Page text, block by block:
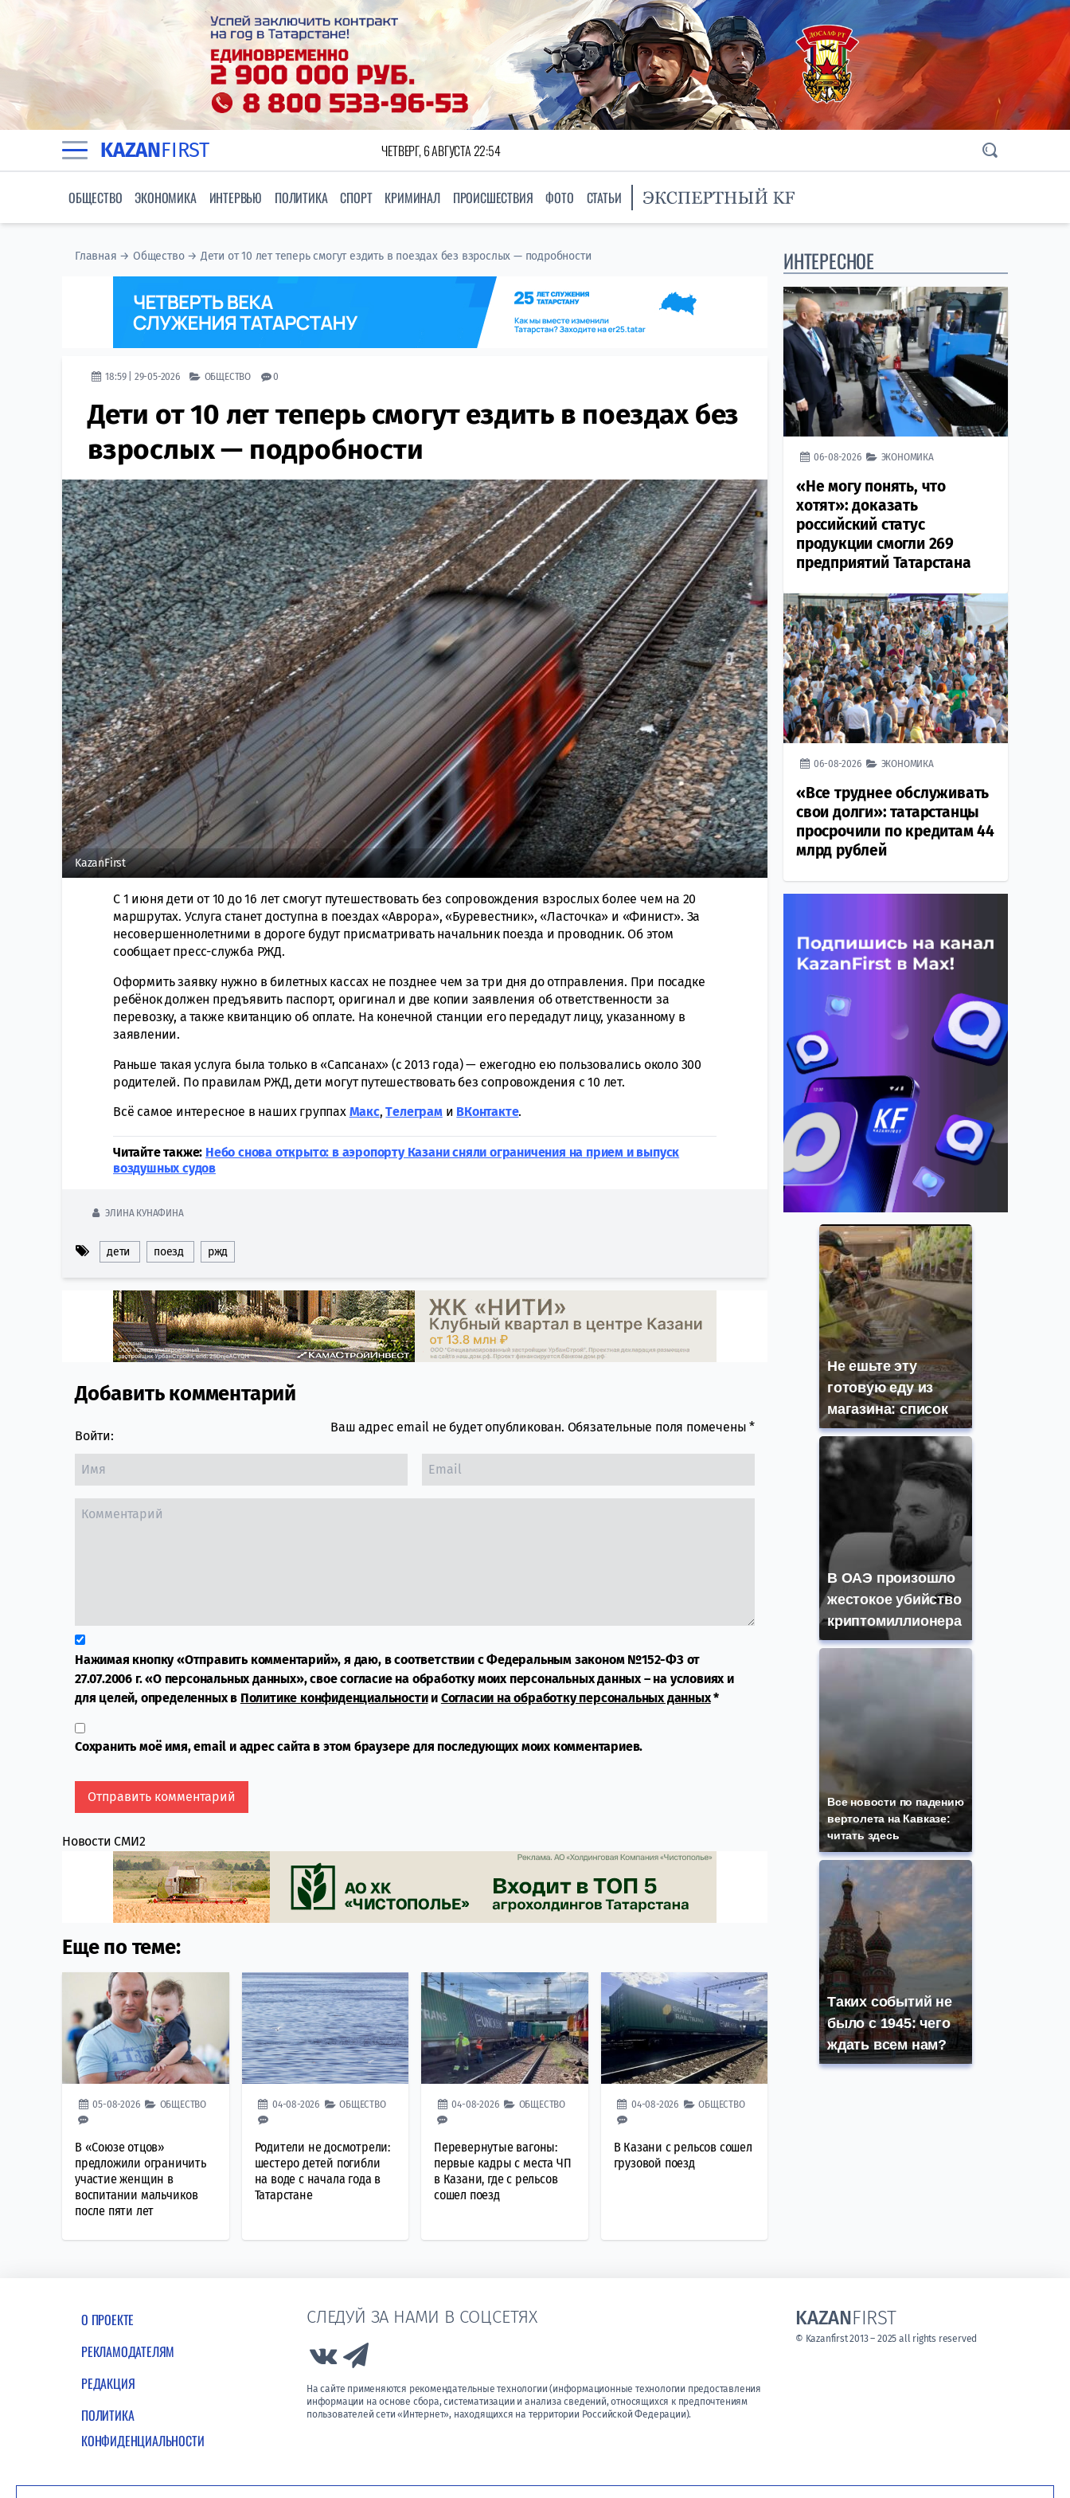
KAZANFIRST ЧЕТВЕРГ, 6 АВГУСТА 22:54
ОБЩЕСТВО ЭКОНОМИКА ИНТЕРВЬЮ ПОЛИТИКА СПОРТ КРИМИНАЛ ПРОИСШЕСТВИЯ ФОТО СТАТЬИ
Главная →Общество→ Дети от 10 лет теперь смогут ездить в поездах без взрослых — подробности
18:59 | 29-05-2026 ОБЩЕСТВО 0
Дети от 10 лет теперь смогут ездить в поездах без
взрослых — подробности
KazanFirst
С 1 июня дети от 10 до 16 лет смогут путешествовать без сопровождения взрослых более чем на 20
маршрутах. Услуга станет доступна в поездах «Аврора», «Буревестник», «Ласточка» и «Финист». За
несовершеннолетними в дороге будут присматривать начальник поезда и проводник. Об этом
сообщает пресс-служба РЖД.
Оформить заявку нужно в билетных кассах не позднее чем за три дня до отправления. При посадке
ребёнок должен предъявить паспорт, оригинал и две копии заявления об ответственности за
перевозку, а также квитанцию об оплате. На конечной станции его передадут лицу, указанному в
заявлении.
Раньше такая услуга была только в «Сапсанах» (с 2013 года) — ежегодно ею пользовались около 300
родителей. По правилам РЖД, дети могут путешествовать без сопровождения с 10 лет.
Всё самое интересное в наших группах Макс,Tелеграми ВКонтакте.
Читайте также: Небо снова открыто: в аэропорту Казани сняли ограничения на прием и выпуск
воздушных судов
ЭЛИНА КУНАФИНА
дети поезд ржд
Comment section
Добавить комментарий
Войти:
Ваш адрес email не будет опубликован. Обязательные поля помечены*
Нажимая кнопку «Отправить комментарий», я даю, в соответствии с Федеральным законом №152-ФЗ от
27.07.2006 г. «О персональных данных», свое согласие на обработку моих персональных данных – на условиях и
для целей, определенных в Политике конфиденциальностии Согласии на обработку персональных данных*
Сохранить моё имя, email и адрес сайта в этом браузере для последующих моих комментариев.
Новости СМИ2
Еще по теме:
05-08-2026 ОБЩЕСТВО
В «Союзе отцов»
предложили ограничить
участие женщин в
воспитании мальчиков
после пяти лет
04-08-2026 ОБЩЕСТВО
Родители не досмотрели:
шестеро детей погибли
на воде с начала года в
Татарстане
04-08-2026 ОБЩЕСТВО
Перевернутые вагоны:
первые кадры с места ЧП
в Казани, где с рельсов
сошел поезд
04-08-2026 ОБЩЕСТВО
В Казани с рельсов сошел
грузовой поезд
ИНТЕРЕСНОЕ
06-08-2026 ЭКОНОМИКА
«Не могу понять, что
хотят»: доказать
российский статус
продукции смогли 269
предприятий Татарстана
06-08-2026 ЭКОНОМИКА
«Все труднее обслуживать
свои долги»: татарстанцы
просрочили по кредитам 44
млрд рублей
Не ешьте эту
готовую еду из
магазина: список
В ОАЭ произошло
жестокое убийство
криптомиллионера
Все новости по падению
вертолета на Кавказе:
читать здесь
Таких событий не
было с 1945: чего
ждать всем нам?
О ПРОЕКТЕ
РЕКЛАМОДАТЕЛЯМ
РЕДАКЦИЯ
ПОЛИТИКА
КОНФИДЕНЦИАЛЬНОСТИ
СЛЕДУЙ ЗА НАМИ В СОЦСЕТЯХ
Link to Vk
На сайте применяются рекомендательные технологии (информационные технологии предоставления
информации на основе сбора, систематизации и анализа сведений, относящихся к предпочтениям
пользователей сети «Интернет», находящихся на территории Российской Федерации).
KAZANFIRST
© Kazanfirst 2013 – 2025 all rights reserved